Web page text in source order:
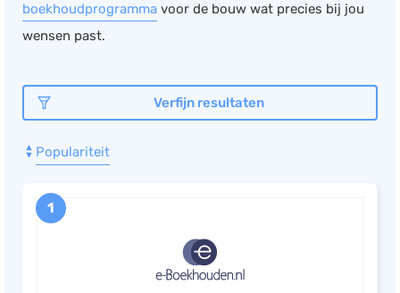
Kassa
Voorraadbeheer
Rapportage
Verlof en verzuim
HRM
Salarisadministratie
Marketing automation
boekhoudprogramma voor de bouw wat precies bij jou
wensen past.
Verfijn resultaten
Populariteit
1